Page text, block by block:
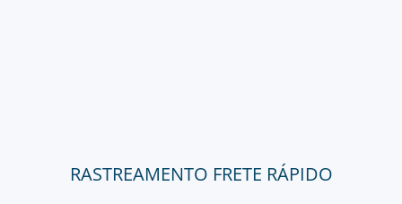
RASTREAMENTO FRETE RÁPIDO